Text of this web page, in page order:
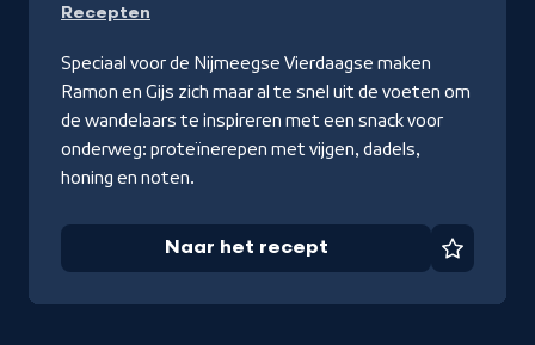
Recepten
Speciaal voor de Nijmeegse Vierdaagse maken
Ramon en Gijs zich maar al te snel uit de voeten om
de wandelaars te inspireren met een snack voor
onderweg: proteïnerepen met vijgen, dadels,
honing en noten.
Naar het recept